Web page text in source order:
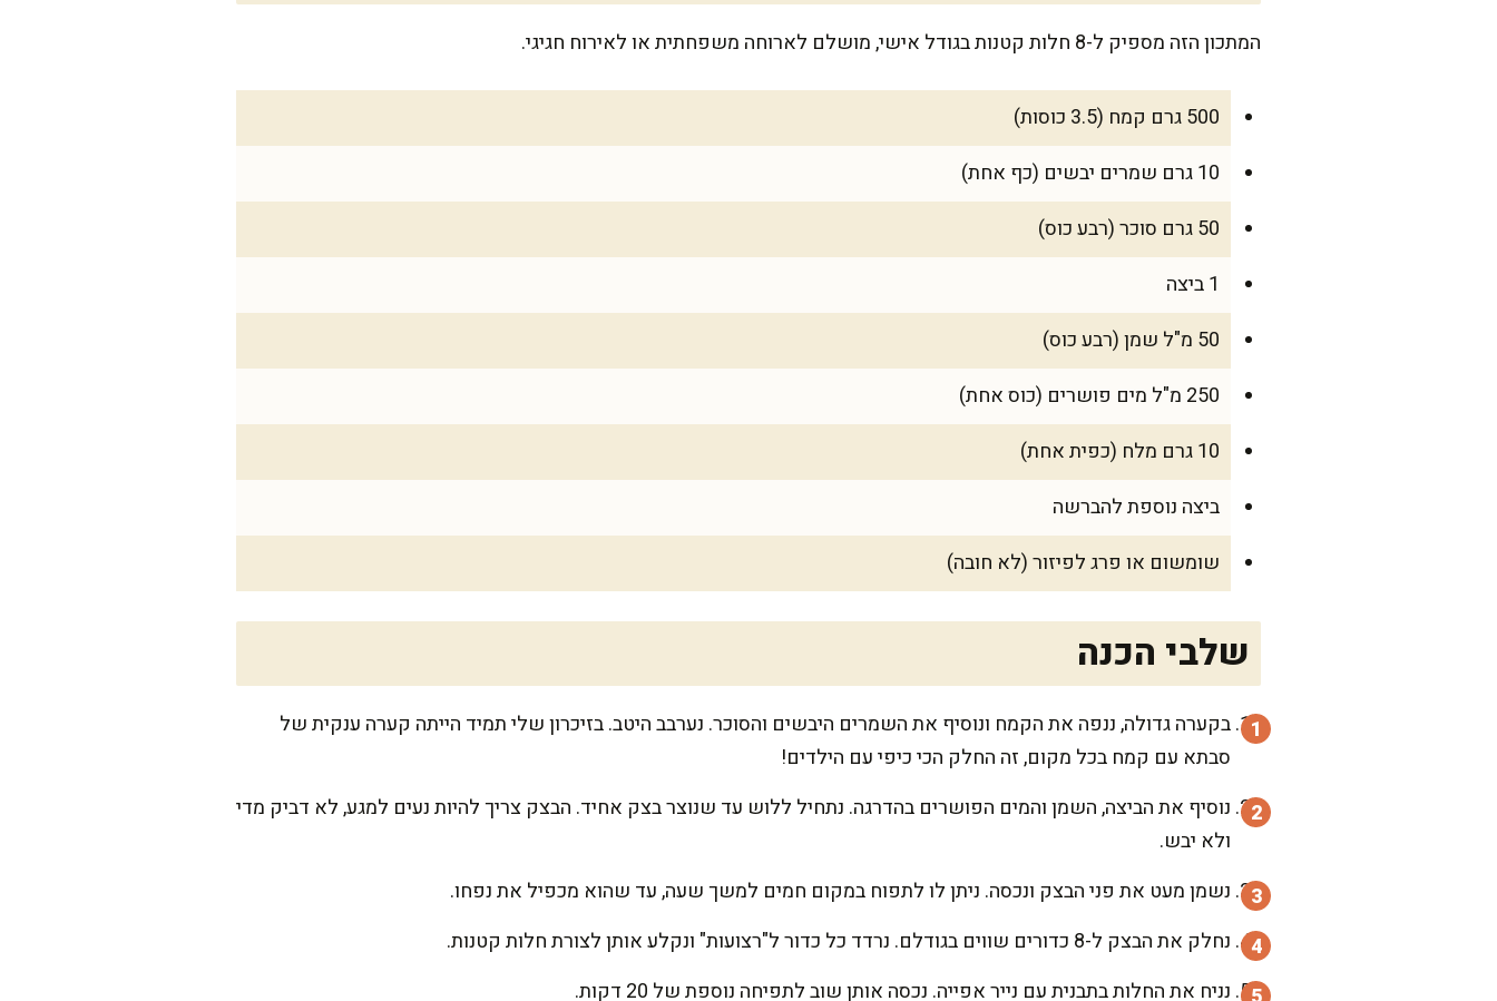
המתכון הזה מספיק ל-8 חלות קטנות בגודל אישי, מושלם לארוחה משפחתית או לאירוח חגיגי.
500 גרם קמח (3.5 כוסות)
10 גרם שמרים יבשים (כף אחת)
50 גרם סוכר (רבע כוס)
1 ביצה
50 מ"ל שמן (רבע כוס)
250 מ"ל מים פושרים (כוס אחת)
10 גרם מלח (כפית אחת)
ביצה נוספת להברשה
שומשום או פרג לפיזור (לא חובה)
שלבי הכנה
בקערה גדולה, ננפה את הקמח ונוסיף את השמרים היבשים והסוכר. נערבב היטב. בזיכרון שלי תמיד הייתה קערה ענקית של
סבתא עם קמח בכל מקום, זה החלק הכי כיפי עם הילדים!
נוסיף את הביצה, השמן והמים הפושרים בהדרגה. נתחיל ללוש עד שנוצר בצק אחיד. הבצק צריך להיות נעים למגע, לא דביק מדי
ולא יבש.
נשמן מעט את פני הבצק ונכסה. ניתן לו לתפוח במקום חמים למשך שעה, עד שהוא מכפיל את נפחו.
נחלק את הבצק ל-8 כדורים שווים בגודלם. נרדד כל כדור ל"רצועות" ונקלע אותן לצורת חלות קטנות.
נניח את החלות בתבנית עם נייר אפייה. נכסה אותן שוב לתפיחה נוספת של 20 דקות.